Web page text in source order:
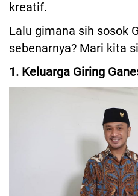
kreatif.
Lalu gimana sih sosok
sebenarnya? Mari kita
1. Keluarga Giring